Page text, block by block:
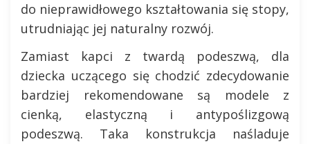
do nieprawidłowego kształtowania się stopy,
utrudniając jej naturalny rozwój.
Zamiast kapci z twardą podeszwą, dla
dziecka uczącego się chodzić zdecydowanie
bardziej rekomendowane są modele z
cienką, elastyczną i antypoślizgową
podeszwą. Taka konstrukcja naśladuje